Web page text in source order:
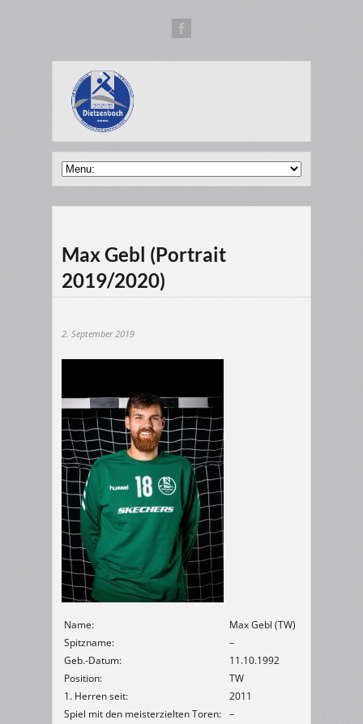
Max Gebl (Portrait
2019/2020)
2. September 2019
Name:
Max Gebl (TW)
Spitzname:
–
Geb.-Datum:
11.10.1992
Position:
TW
1. Herren seit:
2011
Spiel mit den meisterzielten Toren: –